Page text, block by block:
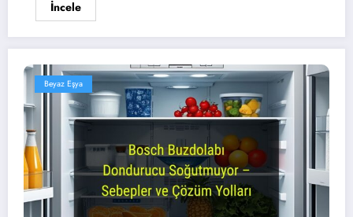
İncele
Beyaz Eşya